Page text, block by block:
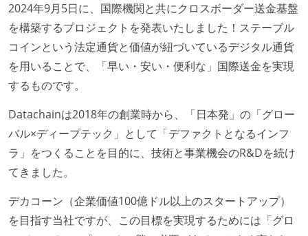
全てのコードをバージョン管理ツールで管理している
各メンバーが実装したコードのマージは Pull Request
ベースで行われる
自動（＝システム化され、1コマンドで実行できる）
ビルド、自動デプロイ環境が整備されている
コードによるインフラ構成管理（Infrastructure as
Code）の環境が整備されている
オープンな情報共有
ージャー以上の会議での議事録が社員にも公開されて
いる
2024年9月5日に、国際機関と共にクロスボーダー送金基盤
を構築するプロジェクトを発表いたしました！ステーブル
コインという法定通貨と価値が紐づいているデジタル通貨
を用いることで、「早い・安い・便利な」国際送金を実現
するものです。
Datachainは2018年の創業時から、「日本発」の「グロー
バル×ディープテック」として「デファクトとなるインフ
ラ」をつくることを目的に、技術と事業機会のR&Dを続け
てきました。
デカコーン（企業価値100億ドル以上のスタートアップ）
を目指す当社ですが、この目標を実現するためには「グロ